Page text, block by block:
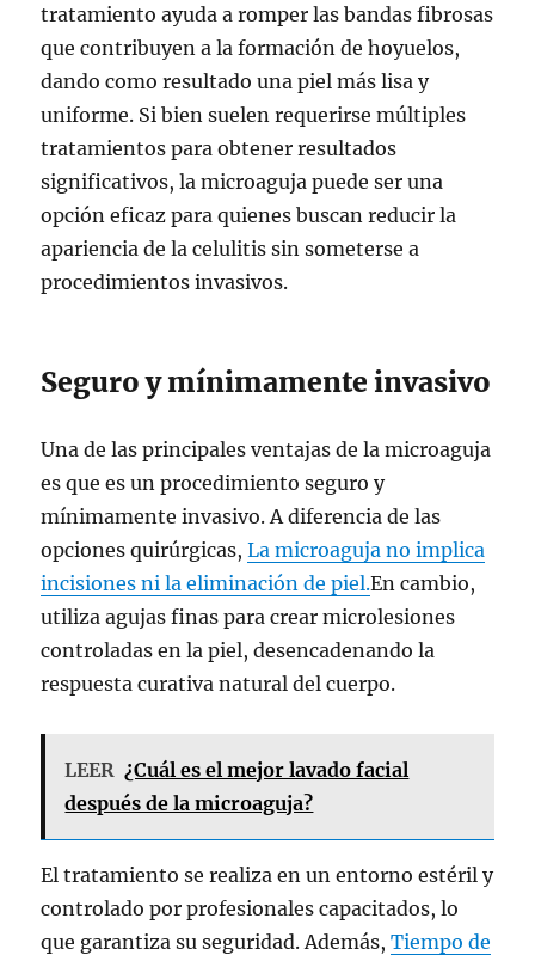
tratamiento ayuda a romper las bandas fibrosas
que contribuyen a la formación de hoyuelos,
dando como resultado una piel más lisa y
uniforme. Si bien suelen requerirse múltiples
tratamientos para obtener resultados
significativos, la microaguja puede ser una
opción eficaz para quienes buscan reducir la
apariencia de la celulitis sin someterse a
procedimientos invasivos.
Seguro y mínimamente invasivo
Una de las principales ventajas de la microaguja
es que es un procedimiento seguro y
mínimamente invasivo. A diferencia de las
opciones quirúrgicas,La microaguja no implica
incisiones ni la eliminación de piel.En cambio,
utiliza agujas finas para crear microlesiones
controladas en la piel, desencadenando la
respuesta curativa natural del cuerpo.
LEER ¿Cuál es el mejor lavado facial
después de la microaguja?
El tratamiento se realiza en un entorno estéril y
controlado por profesionales capacitados, lo
que garantiza su seguridad. Además,Tiempo de